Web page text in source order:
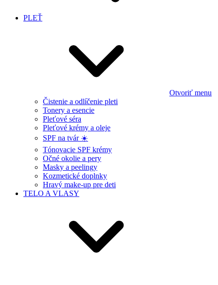
PLEŤ
Otvoriť menu
Čistenie a odlíčenie pleti
Tonery a esencie
Pleťové séra
Pleťové krémy a oleje
SPF na tvár ☀️
Tónovacie SPF krémy
Očné okolie a pery
Masky a peelingy
Kozmetické doplnky
Hravý make-up pre deti
TELO A VLASY